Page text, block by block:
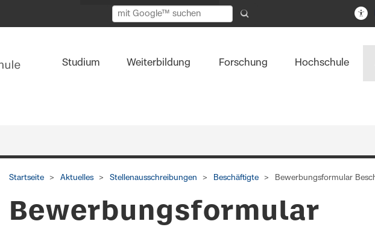
Studium Weiterbildung Forschung Hochschule
Startseite Aktuelles Stellenausschreibungen Beschäftigte Bewerbungsformular
Bewerbungsformular